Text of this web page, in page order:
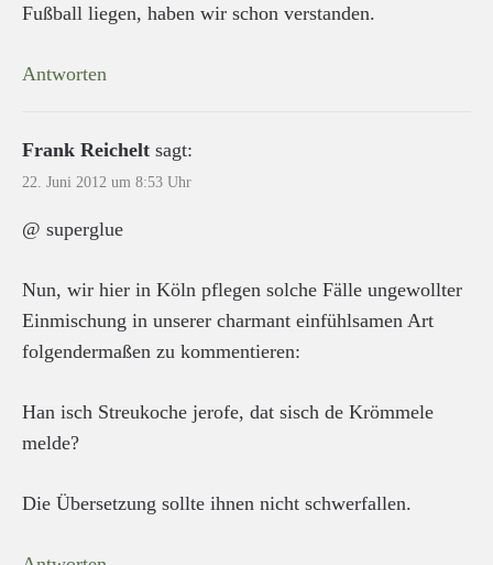
Fußball liegen, haben wir schon verstanden.
Antworten
Frank Reichelt sagt:
22. Juni 2012 um 8:53 Uhr
@ superglue
Nun, wir hier in Köln pflegen solche Fälle ungewollter
Einmischung in unserer charmant einfühlsamen Art
folgendermaßen zu kommentieren:
Han isch Streukoche jerofe, dat sisch de Krömmele
melde?
Die Übersetzung sollte ihnen nicht schwerfallen.